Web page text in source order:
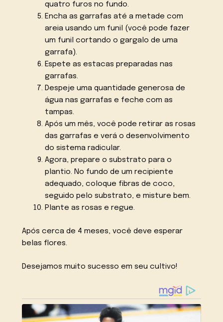
quatro furos no fundo.
Encha as garrafas até a metade com
areia usando um funil (você pode fazer
um funil cortando o gargalo de uma
garrafa).
Espete as estacas preparadas nas
garrafas.
Despeje uma quantidade generosa de
água nas garrafas e feche com as
tampas.
Após um mês, você pode retirar as rosas
das garrafas e verá o desenvolvimento
do sistema radicular.
Agora, prepare o substrato para o
plantio. No fundo de um recipiente
adequado, coloque fibras de coco,
seguido pelo substrato, e misture bem.
Plante as rosas e regue.
Após cerca de 4 meses, você deve esperar
belas flores.
Desejamos muito sucesso em seu cultivo!